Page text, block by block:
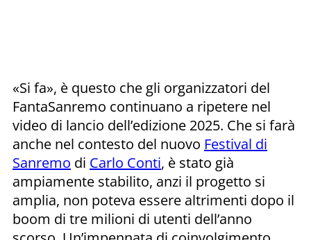
«Si fa», è questo che gli organizzatori del
FantaSanremo continuano a ripetere nel
video di lancio dell’edizione 2025. Che si farà
anche nel contesto del nuovo Festival di
Sanremo di Carlo Conti, è stato già
ampiamente stabilito, anzi il progetto si
amplia, non poteva essere altrimenti dopo il
boom di tre milioni di utenti dell’anno